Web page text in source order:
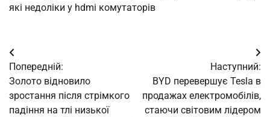
які недоліки у hdmi комутаторів
Навігація
записів
Попередній:
Золото відновило
зростання після стрімкого
падіння на тлі низької
Наступний:
BYD перевершує Tesla в
продажах електромобілів,
стаючи світовим лідером